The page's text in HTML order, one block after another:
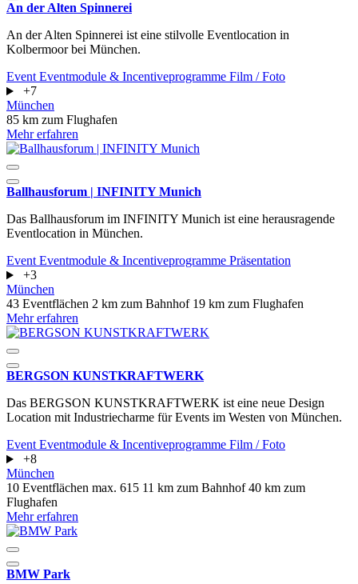
An der Alten Spinnerei
An der Alten Spinnerei ist eine stilvolle Eventlocation in
Kolbermoor bei München.
Event Eventmodule & Incentiveprogramme Film / Foto
+7
München
85 km zum Flughafen
Mehr erfahren
Ballhausforum | INFINITY Munich
Das Ballhausforum im INFINITY Munich ist eine herausragende
Eventlocation in München.
Event Eventmodule & Incentiveprogramme Präsentation
+3
München
43 Eventflächen 2 km zum Bahnhof 19 km zum Flughafen
Mehr erfahren
BERGSON KUNSTKRAFT­WERK
Das BERGSON KUNSTKRAFT­WERK ist eine neue Design
Location mit Industriecharme für Events im Westen von München.
Event Eventmodule & Incentiveprogramme Film / Foto
+8
München
10 Eventflächen max. 615 11 km zum Bahnhof40 km zum
Flughafen
Mehr erfahren
BMW Park